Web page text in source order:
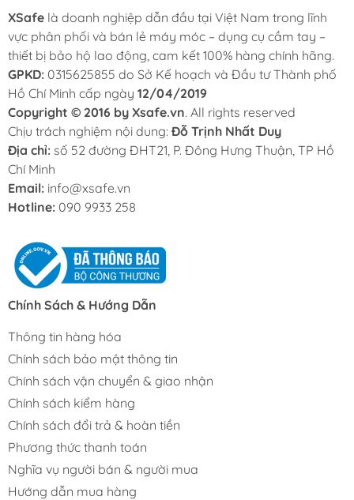
XSafe là doanh nghiệp dẫn đầu tại Việt Nam trong lĩnh
vực phân phối và bán lẻ máy móc – dụng cụ cầm tay –
thiết bị bảo hộ lao động, cam kết 100% hàng chính hãng.
GPKD: 0315625855 do Sở Kế hoạch và Đầu tư Thành phố
Hồ Chí Minh cấp ngày 12/04/2019
Copyright © 2016 by Xsafe.vn. All rights reserved
Chịu trách nghiệm nội dung: Đỗ Trịnh Nhất Duy
Địa chỉ: số 52 đường ĐHT21, P. Đông Hưng Thuận, TP Hồ
Chí Minh
Email: info@xsafe.vn
Hotline: 090 9933 258
Chính Sách & Hướng Dẫn
Thông tin hàng hóa
Chính sách bảo mật thông tin
Chính sách vận chuyển & giao nhận
Chính sách kiểm hàng
Chính sách đổi trả & hoàn tiền
Phương thức thanh toán
Nghĩa vụ người bán & người mua
Hướng dẫn mua hàng